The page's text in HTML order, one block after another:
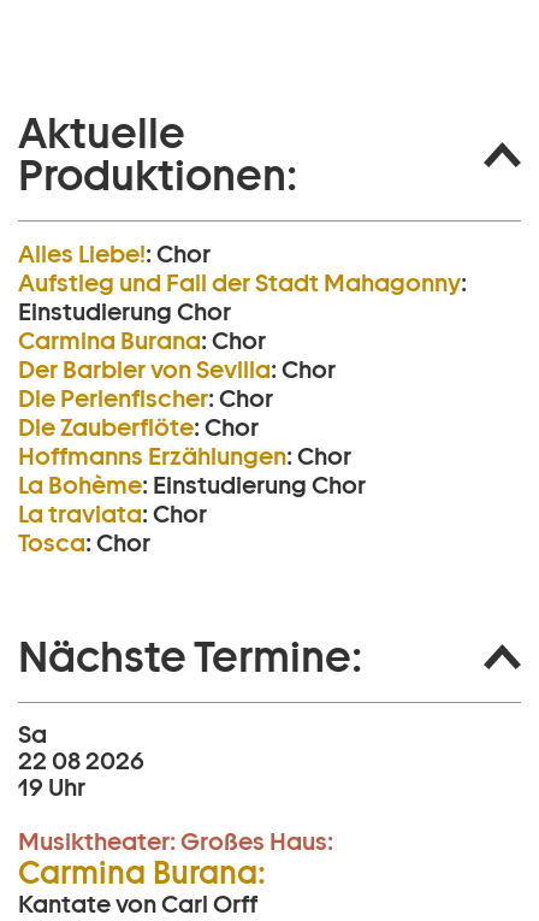
Aktuelle
Produktionen:
Alles Liebe!: Chor
Aufstieg und Fall der Stadt Mahagonny:
Einstudierung Chor
Carmina Burana: Chor
Der Barbier von Sevilla: Chor
Die Perlen­fischer: Chor
Die Zauberflöte: Chor
Hoffmanns Erzählungen: Chor
La Bohème: Einstudierung Chor
La traviata: Chor
Tosca: Chor
Nächste Termine:
Sa
22 08 2026
19 Uhr
Musiktheater: Großes Haus:
Carmina Burana:
Kantate von Carl Orff